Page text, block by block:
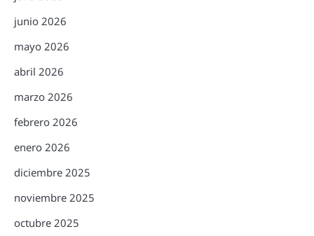
junio 2026
mayo 2026
abril 2026
marzo 2026
febrero 2026
enero 2026
diciembre 2025
noviembre 2025
octubre 2025